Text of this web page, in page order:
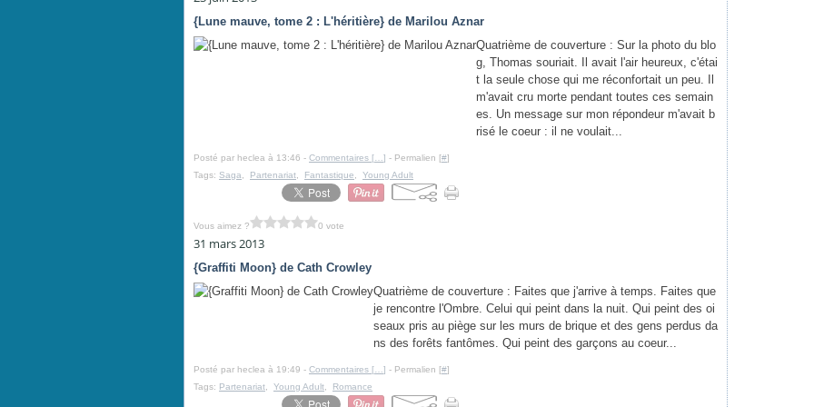
{Lune mauve, tome 2 : L'héritière} de Marilou Aznar
Quatrième de couverture : Sur la photo du blo
g, Thomas souriait. Il avait l'air heureux, c'étai
t la seule chose qui me réconfortait un peu. Il
m'avait cru morte pendant toutes ces semain
es. Un message sur mon répondeur m'avait b
risé le coeur : il ne voulait...
Posté par heclea à 13:46 - Commentaires [ ] - Permalien [#]
Tags: Saga Partenariat Fantastique Young Adult
Vous aimez ? 0 vote
31 mars 2013
{Graffiti Moon} de Cath Crowley
Quatrième de couverture : Faites que j'arrive à temps. Faites que
je rencontre l'Ombre. Celui qui peint dans la nuit. Qui peint des oi
seaux pris au piège sur les murs de brique et des gens perdus da
ns des forêts fantômes. Qui peint des garçons au coeur...
Posté par heclea à 19:49 - Commentaires [ ] - Permalien [#]
Tags: Partenariat Young Adult Romance